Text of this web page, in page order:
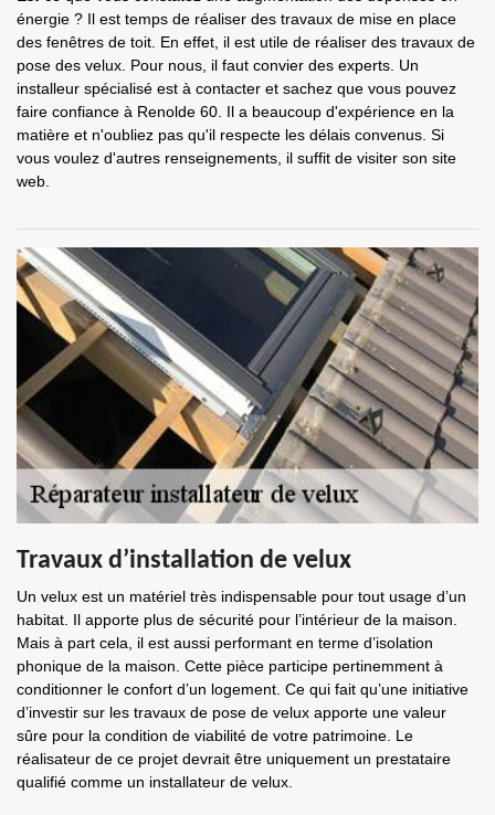
énergie ? Il est temps de réaliser des travaux de mise en place
des fenêtres de toit. En effet, il est utile de réaliser des travaux de
pose des velux. Pour nous, il faut convier des experts. Un
installeur spécialisé est à contacter et sachez que vous pouvez
faire confiance à Renolde 60. Il a beaucoup d'expérience en la
matière et n'oubliez pas qu'il respecte les délais convenus. Si
vous voulez d'autres renseignements, il suffit de visiter son site
web.
Travaux d’installation de velux
Un velux est un matériel très indispensable pour tout usage d’un
habitat. Il apporte plus de sécurité pour l’intérieur de la maison.
Mais à part cela, il est aussi performant en terme d’isolation
phonique de la maison. Cette pièce participe pertinemment à
conditionner le confort d’un logement. Ce qui fait qu’une initiative
d’investir sur les travaux de pose de velux apporte une valeur
sûre pour la condition de viabilité de votre patrimoine. Le
réalisateur de ce projet devrait être uniquement un prestataire
qualifié comme un installateur de velux.